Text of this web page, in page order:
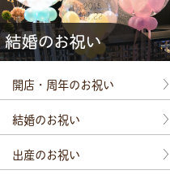
開店・周年のお祝い
結婚のお祝い
出産のお祝い